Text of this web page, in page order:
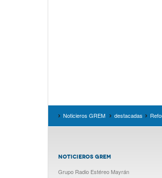
Noticieros GREM destacadas
NOTICIEROS GREM
Grupo Radio Estéreo Mayrán